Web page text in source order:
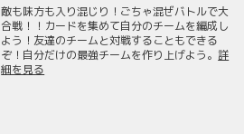
敵も味方も入り混じり！ごちゃ混ぜバトルで大
合戦！！カードを集めて自分のチームを編成し
よう！友達のチームと対戦することもできる
ぞ！自分だけの最強チームを作り上げよう。詳
細を見る